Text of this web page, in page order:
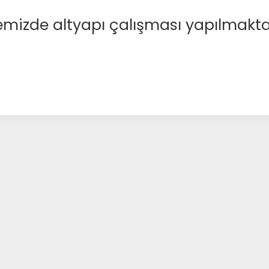
altyapı çalışması